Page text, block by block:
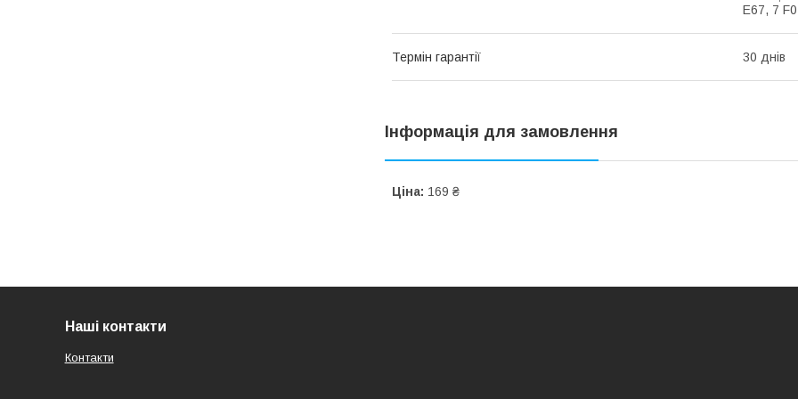
E67, 7
Термін гарантії 30 днів
Інформація для замовлення
Ціна: 169 ₴
Наші контакти
Контакти